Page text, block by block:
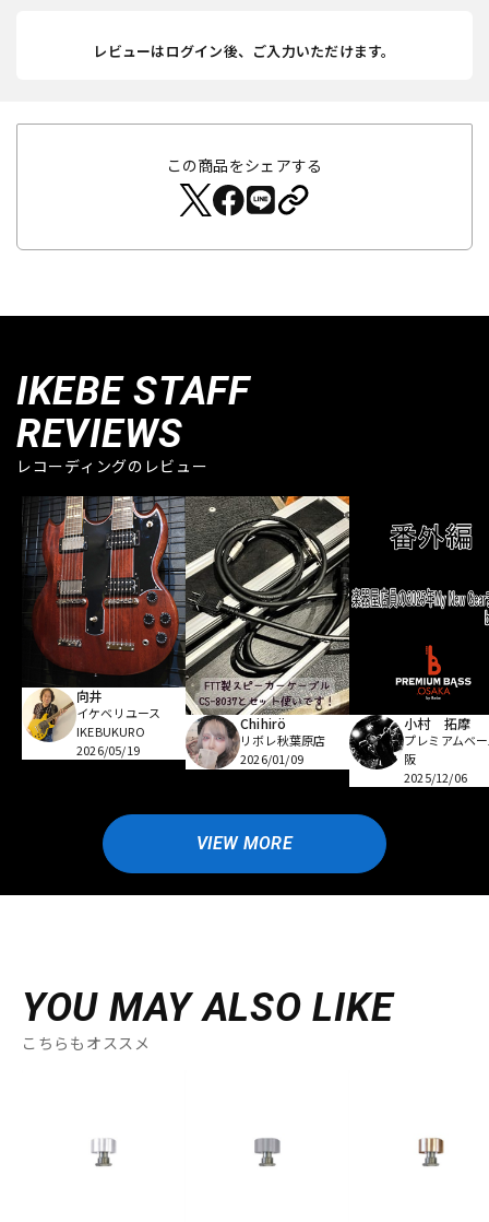
レビューはログイン後、ご入力いただけます。
この商品をシェアする
IKEBE STAFF
REVIEWS
レコーディングのレビュー
向井
イケベリユース
IKEBUKURO
2026/05/19
Chihirö
リボレ秋葉原店
2026/01/09
小村 拓摩
プレミアムベ
阪
2025/12/06
VIEW MORE
YOU MAY ALSO LIKE
こちらもオススメ